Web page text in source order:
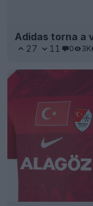
Adidas torna a
27 11 0 3K